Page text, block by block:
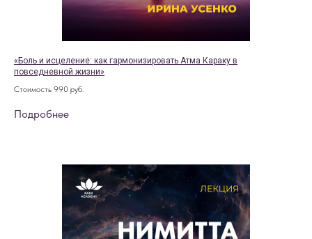
«Боль и исцеление: как гармонизировать Атма Караку в
повседневной жизни»
Стоимость 990 руб.
Подробнее